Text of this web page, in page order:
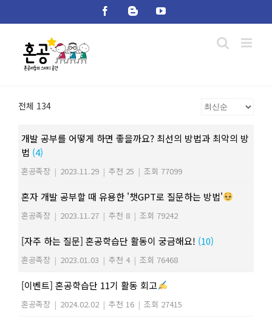
FacebookBloggerYouTube
전체 134
개발 공부를 어떻게 하면 좋을까요? 최선의 방법과 최악의 방
법 (4)
혼공족장 | 2023.11.29 | 추천 25 | 조회 77099
혼자 개발 공부할 때 유용한 '챗GPT로 질문하는 방법'
혼공족장 | 2023.11.27 | 추천 8 | 조회 79242
[자주 하는 질문] 혼공학습단 활동이 궁금해요! (10)
혼공족장 | 2023.01.03 | 추천 4 | 조회 76468
[이벤트] 혼공학습단 11기 활동 회고
혼공족장 | 2024.02.02 | 추천 16 | 조회 27415